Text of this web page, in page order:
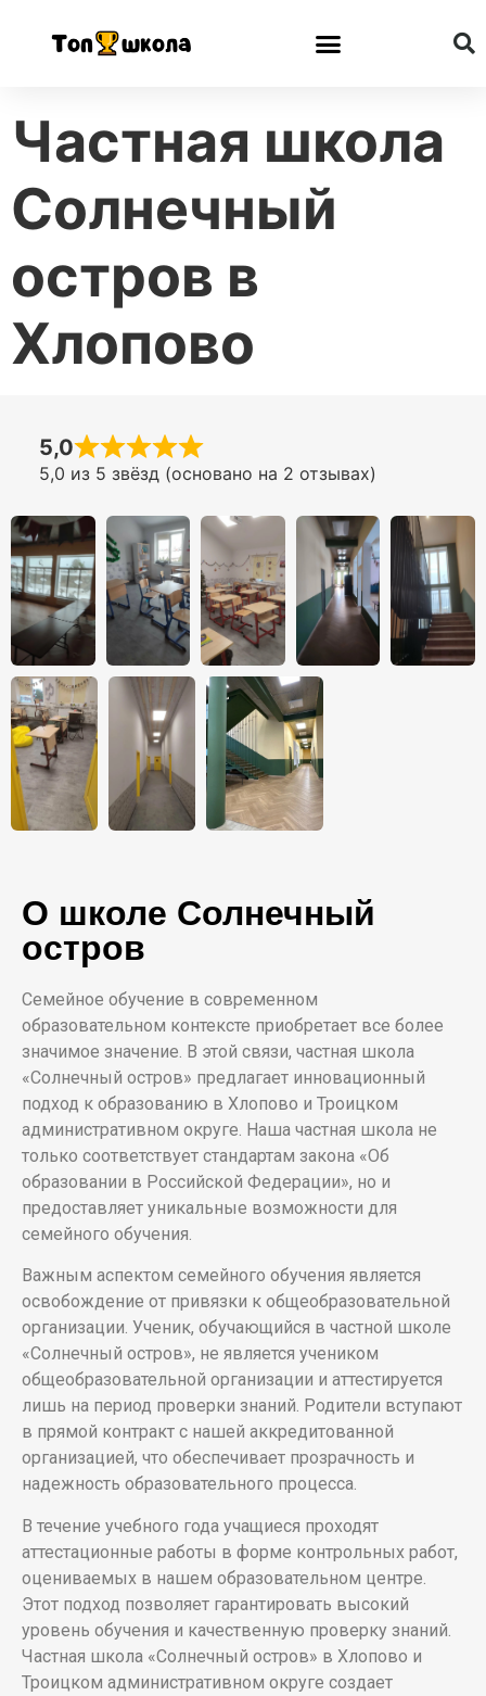
Частная школа
Солнечный
остров в
Хлопово
5,0
5,0 из 5 звёзд (основано на 2 отзывах)
О школе Солнечный
остров
Семейное обучение в современном
образовательном контексте приобретает все более
значимое значение. В этой связи, частная школа
«Солнечный остров» предлагает инновационный
подход к образованию в Хлопово и Троицком
административном округе. Наша частная школа не
только соответствует стандартам закона «Об
образовании в Российской Федерации», но и
предоставляет уникальные возможности для
семейного обучения.
Важным аспектом семейного обучения является
освобождение от привязки к общеобразовательной
организации. Ученик, обучающийся в частной школе
«Солнечный остров», не является учеником
общеобразовательной организации и аттестируется
лишь на период проверки знаний. Родители вступают
в прямой контракт с нашей аккредитованной
организацией, что обеспечивает прозрачность и
надежность образовательного процесса.
В течение учебного года учащиеся проходят
аттестационные работы в форме контрольных работ,
оцениваемых в нашем образовательном центре.
Этот подход позволяет гарантировать высокий
уровень обучения и качественную проверку знаний.
Частная школа «Солнечный остров» в Хлопово и
Троицком административном округе создает